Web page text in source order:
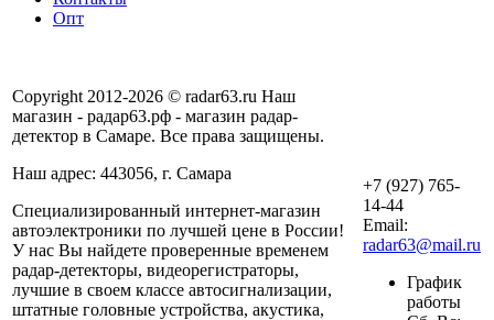
Опт
Copyright 2012-2026 © radar63.ru Наш
магазин - радар63.рф - магазин радар-
детектор в Самаре. Все права защищены.
Наш адрес: 443056, г. Самара
Специализированный интернет-магазин
автоэлектроники по лучшей цене в России!
У нас Вы найдете проверенные временем
радар-детекторы, видеорегистраторы,
лучшие в своем классе автосигнализации,
штатные головные устройства, акустика,
+7 (927) 765-
14-44
Email:
radar63@mail.ru
График
работы